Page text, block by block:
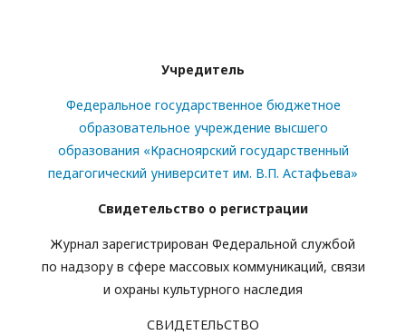
Учредитель
Федеральное государственное бюджетное
образовательное учреждение высшего
образования «Красноярский государственный
педагогический университет им. В.П. Астафьева»
Свидетельство о регистрации
Журнал зарегистрирован Федеральной службой
по надзору в сфере массовых коммуникаций, связи
и охраны культурного наследия
СВИДЕТЕЛЬСТВО